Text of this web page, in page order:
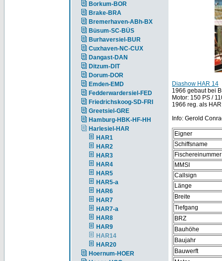
Borkum-BOR
Brake-BRA
Bremerhaven-ABh-BX
Büsum-SC-BÜS
Burhaversiel-BUR
Cuxhaven-NC-CUX
Dangast-DAN
Ditzum-DIT
Dorum-DOR
Emden-EMD
Fedderwardersiel-FED
Friedrichskoog-SD-FRI
Greetsiel-GRE
Hamburg-HBK-HF-HH
Harlesiel-HAR
HAR1
HAR2
HAR3
HAR4
HAR5
HAR5-a
HAR6
HAR7
HAR7-a
HAR8
HAR9
HAR14
HAR20
Hoernum-HOER
Diashow HAR 14
1966 gebaut bei
Motor: 150 PS /
1966 reg. als
Info: Gerold
Eigner
Schiffsname
Fischereinummer
MMSI
Callsign
Länge
Breite
Tiefgang
BRZ
Bauhöhe
Baujahr
Bauwerft